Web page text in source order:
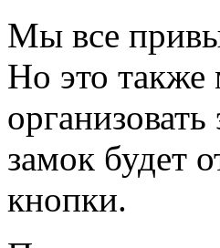
Мы все
Но это также
замок будет
кнопки.